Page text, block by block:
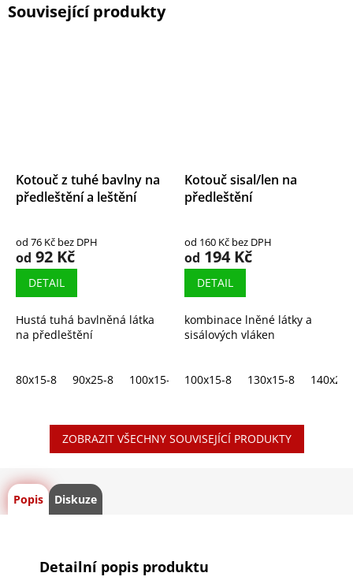
Související produkty
Kotouč z tuhé bavlny na
předleštění a leštění
od 76 Kč bez DPH
od 92 Kč
DETAIL
Hustá tuhá bavlněná látka
na předleštění
80x15-8 90x25-8 100x15-8 100x25-8 120x25-10
Kotouč sisal/len na
předleštění
od 160 Kč bez DPH
od 194 Kč
DETAIL
kombinace lněné látky a
sisálových vláken
100x15-8 130x15-8
ZOBRAZIT VŠECHNY SOUVISEJÍCÍ PRODUKTY
Popis Diskuze
Detailní popis produktu